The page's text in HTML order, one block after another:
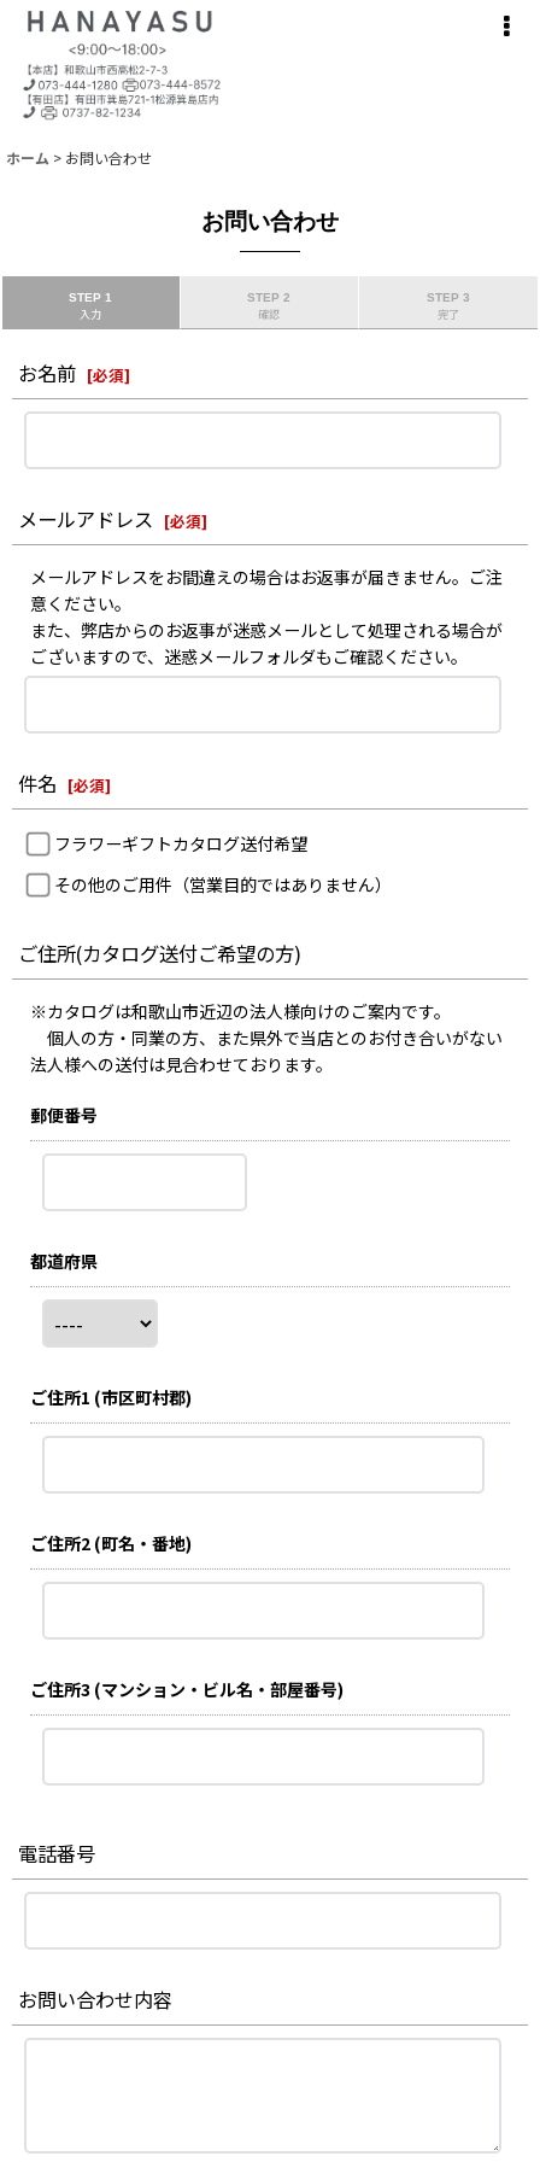
ホーム > お問い合わせ
お問い合わせ
STEP 1
入力
STEP 2
確認
STEP 3
完了
お名前 [必須]
メールアドレス [必須]
メールアドレスをお間違えの場合はお返事が届きません。ご注
意ください。
また、弊店からのお返事が迷惑メールとして処理される場合が
ございますので、迷惑メールフォルダもご確認ください。
件名 [必須]
フラワーギフトカタログ送付希望
その他のご用件（営業目的ではありません）
ご住所(カタログ送付ご希望の方)
※カタログは和歌山市近辺の法人様向けのご案内です。
個人の方・同業の方、また県外で当店とのお付き合いがない
法人様への送付は見合わせております。
郵便番号
都道府県
ご住所1 (市区町村郡)
ご住所2 (町名・番地)
ご住所3 (マンション・ビル名・部屋番号)
電話番号
お問い合わせ内容